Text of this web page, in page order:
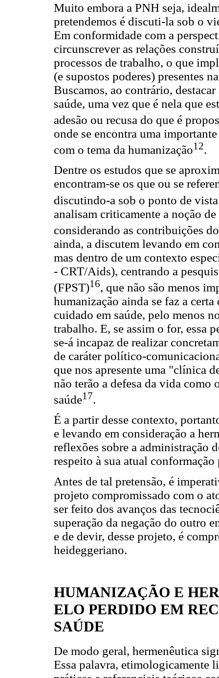
Muito embora a PNH seja,
pretendemos é discuti-la sob o
Em conformidade com a
circunscrever as relações
processos de trabalho, o que
(e supostos poderes) presentes
Buscamos, ao contrário,
saúde, uma vez que é nela que
adesão ou recusa do que é
onde se encontra uma
com o tema da humanização12.
Dentre os estudos que se
encontram-se os que ou se
discutindo-a sob o ponto de
analisam criticamente a noção
considerando as contribuições
ainda, a discutem levando em
mas dentro de um contexto
- CRT/Aids), centrando a
(FPST)16, que não são menos
humanização ainda se faz a
cuidado em saúde, pelo menos
trabalho. E, se assim o for, essa
se-á incapaz de realizar
de caráter político-
que nos apresente uma "clínica
não terão a defesa da vida como
saúde17.
É a partir desse contexto,
e levando em consideração a
reflexões sobre a administração
respeito à sua atual conformação
Antes de tal pretensão, é
projeto compromissado com o
ser feito dos avanços das
superação da negação do outro
e de devir, desse projeto, é
heideggeriano.
HUMANIZAÇÃO E
ELO PERDIDO EM
SAÚDE
De modo geral, hermenêutica
Essa palavra, etimologicamente